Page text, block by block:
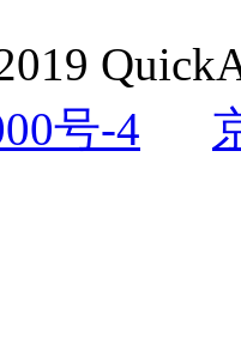
号-4